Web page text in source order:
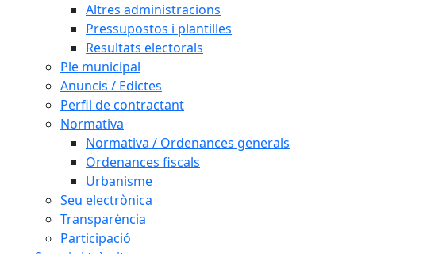
Altres administracions
Pressupostos i plantilles
Resultats electorals
Ple municipal
Anuncis / Edictes
Perfil de contractant
Normativa
Normativa / Ordenances generals
Ordenances fiscals
Urbanisme
Seu electrònica
Transparència
Participació